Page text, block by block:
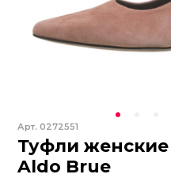
Арт.0272551
Туфли женские
Aldo Brue